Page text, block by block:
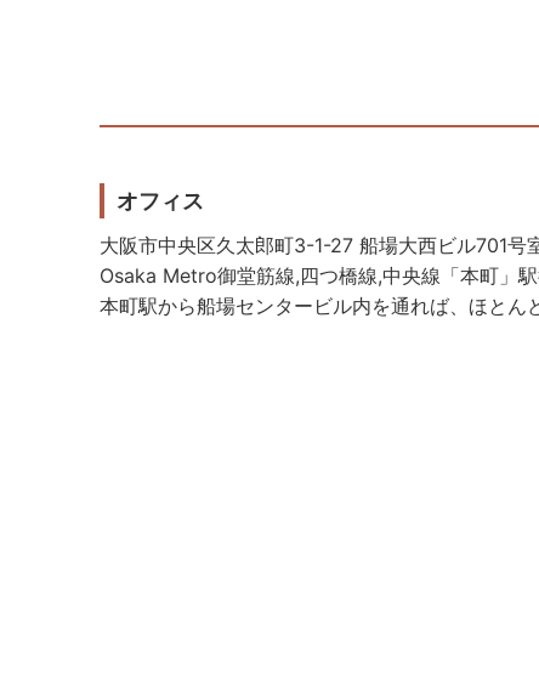
オフィス
大阪市中央区久太郎町3-1-27 船場大西ビル701号
Osaka Metro御堂筋線,四つ橋線,中央線「本町」
本町駅から船場センタービル内を通れば、ほとん